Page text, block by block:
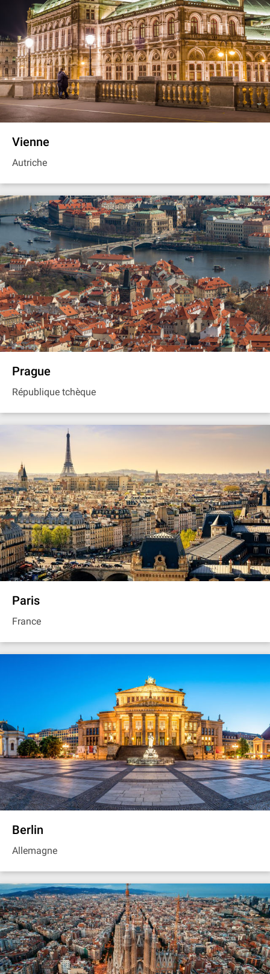
Vienne
Autriche
Prague
République tchèque
Paris
France
Berlin
Allemagne